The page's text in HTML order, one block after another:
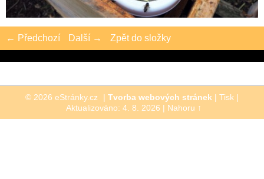
← Předchozí Další → Zpět do složky
© 2026 eStránky.cz | Tvorba webových stránek | Tisk |
Aktualizováno: 4. 8. 2026 | Nahoru ↑